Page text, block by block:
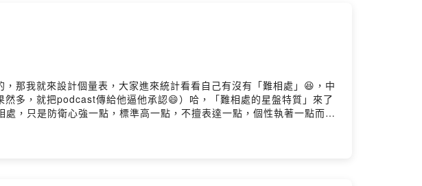
那我就來設計個量表，大家進來統計看看自己有沒有「難相處」😆，中
多，就把podcast傳給他逼他承認😄）哈，「難相處的星盤特質」來了
，只是防衛心強一點，標準高一點，不擅表達一點，個性執著一點而已
一針見血的月亮八宮直球式溝通的水星星座和天王星有關的怪咖組？